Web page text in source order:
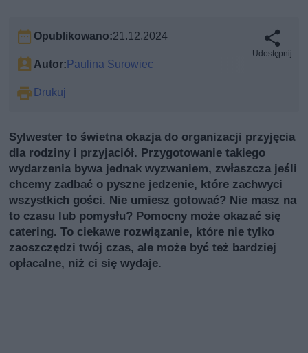
Opublikowano:21.12.2024
Autor:Paulina Surowiec
Drukuj
Udostępnij
Sylwester to świetna okazja do organizacji przyjęcia
dla rodziny i przyjaciół. Przygotowanie takiego
wydarzenia bywa jednak wyzwaniem, zwłaszcza jeśli
chcemy zadbać o pyszne jedzenie, które zachwyci
wszystkich gości. Nie umiesz gotować? Nie masz na
to czasu lub pomysłu? Pomocny może okazać się
catering. To ciekawe rozwiązanie, które nie tylko
zaoszczędzi twój czas, ale może być też bardziej
opłacalne, niż ci się wydaje.